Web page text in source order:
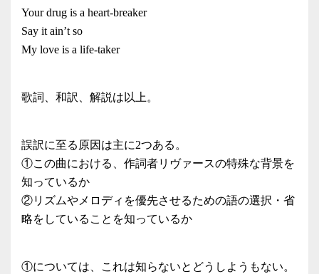
Your drug is a heart-breaker
Say it ain’t so
My love is a life-taker
歌詞、和訳、解説は以上。
誤訳に至る原因は主に2つある。
①この曲における、作詞者リヴァースの特殊な背景を
知っているか
②リズムやメロディを優先させるための語の選択・省
略をしていることを知っているか
①については、これは知らないとどうしようもない。